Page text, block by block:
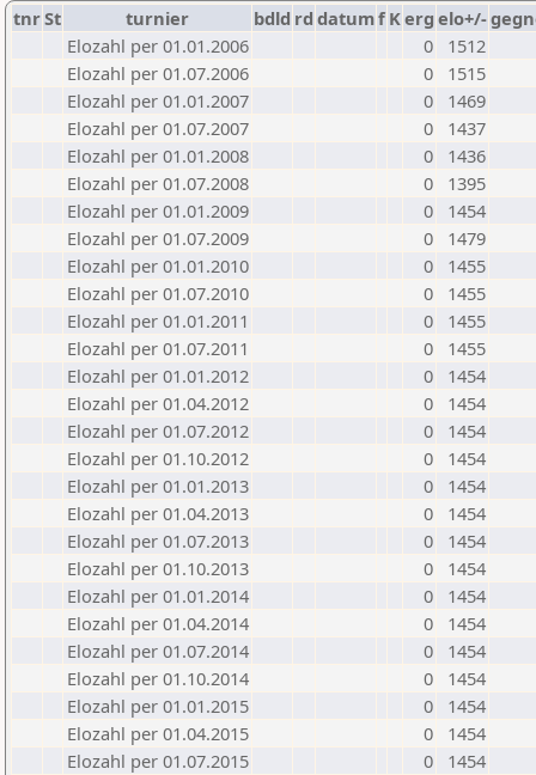
tnrSt turnier bdld rd datumf Kerg elo+/-
Elozahl per 01.01.2006
0
1512
Elozahl per 01.07.2006
0
1515
Elozahl per 01.01.2007
0
1469
Elozahl per 01.07.2007
0
1437
Elozahl per 01.01.2008
0
1436
Elozahl per 01.07.2008
0
1395
Elozahl per 01.01.2009
0
1454
Elozahl per 01.07.2009
0
1479
Elozahl per 01.01.2010
0
1455
Elozahl per 01.07.2010
0
1455
Elozahl per 01.01.2011
0
1455
Elozahl per 01.07.2011
0
1455
Elozahl per 01.01.2012
0
1454
Elozahl per 01.04.2012
0
1454
Elozahl per 01.07.2012
0
1454
Elozahl per 01.10.2012
0
1454
Elozahl per 01.01.2013
0
1454
Elozahl per 01.04.2013
0
1454
Elozahl per 01.07.2013
0
1454
Elozahl per 01.10.2013
0
1454
Elozahl per 01.01.2014
0
1454
Elozahl per 01.04.2014
0
1454
Elozahl per 01.07.2014
0
1454
Elozahl per 01.10.2014
0
1454
Elozahl per 01.01.2015
0
1454
Elozahl per 01.04.2015
0
1454
Elozahl per 01.07.2015
0
1454